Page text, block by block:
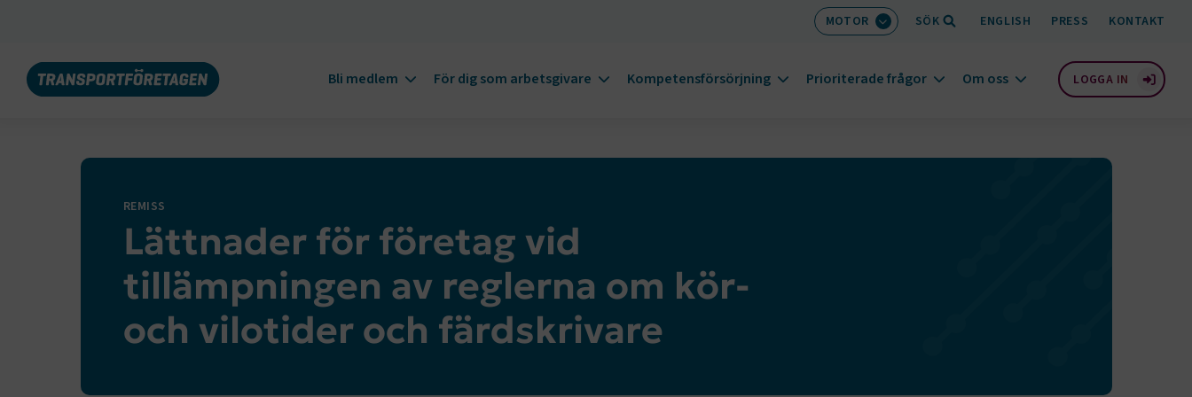
MOTOR SÖK ENGLISH PRESS KONTAKT
Bli medlem För dig som arbetsgivare Kompetensförsörjning Prioriterade frågor Om oss LOGGA IN
REMISS
Lättnader för företag vid
tillämpningen av reglerna om kör-
och vilotider och färdskrivare